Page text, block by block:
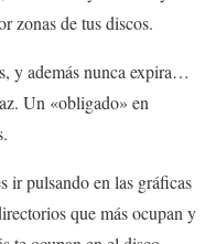
zonas de tus discos.
y además nunca expira…
Un «obligado» en
ir pulsando en las gráficas
que más ocupan y